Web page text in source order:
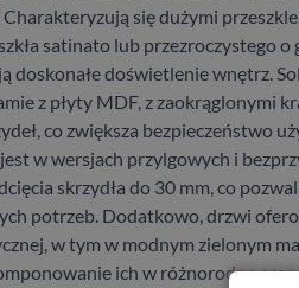
Charakteryzują się dużymi
satinato lub przezroczystego o
doskonałe doświetlenie wnętrz.
z płyty MDF, z zaokrąglonymi
co zwiększa bezpieczeństwo
w wersjach przylgowych i
skrzydła do 30 mm, co
potrzeb. Dodatkowo, drzwi
w tym w modnym zielonym
ich w różnorodne